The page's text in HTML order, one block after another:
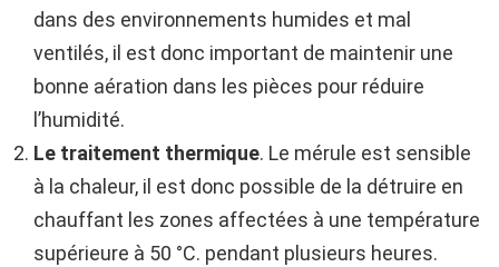
dans des environnements humides et mal
ventilés, il est donc important de maintenir une
bonne aération dans les pièces pour réduire
l’humidité.
Le traitement thermique. Le mérule est sensible
à la chaleur, il est donc possible de la détruire en
chauffant les zones affectées à une température
supérieure à 50 °C. pendant plusieurs heures.